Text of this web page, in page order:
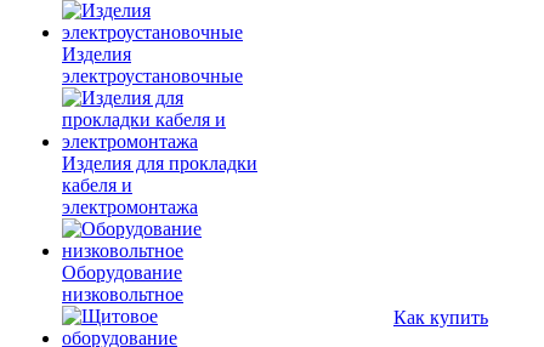
Изделия
электроустановочные
Изделия для прокладки
кабеля и
электромонтажа
Оборудование
низковольтное
Как купить